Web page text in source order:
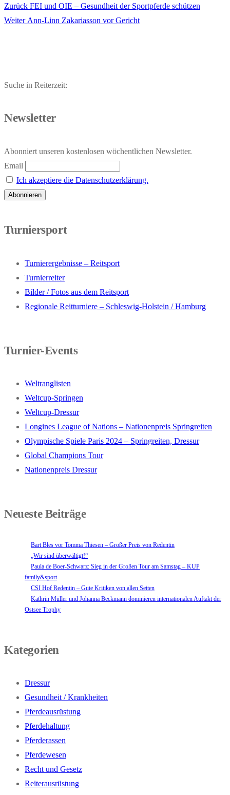
Beitragsnavigation
Zurück Vorheriger
Beitrag:
FEI und OIE – Gesundheit der Sportpferde schützen
Weiter Nächster
Ann-Linn Zakariasson vor Gericht
Suche in Reiterzeit:
Newsletter
Abonniert unseren kostenlosen wöchentlichen Newsletter.
Email
Ich akzeptiere die Datenschutzerklärung.
Turniersport
Turnierergebnisse – Reitsport
Turnierreiter
Bilder / Fotos aus dem Reitsport
Regionale Reitturniere – Schleswig-Holstein / Hamburg
Turnier-Events
Weltranglisten
Weltcup-Springen
Weltcup-Dressur
Longines League of Nations – Nationenpreis Springreiten
Olympische Spiele Paris 2024 – Springreiten, Dressur
Global Champions Tour
Nationenpreis Dressur
Neueste Beiträge
Bart Bles vor Tomma Thiesen – Großer Preis von Redentin
„Wir sind überwältigt!“
Paula de Boer-Schwarz: Sieg in der Großen Tour am Samstag – KUP
family&sport
CSI Hof Redentin – Gute Kritiken von allen Seiten
Kathrin Müller und Johanna Beckmann dominieren internationalen Auftakt der
Ostsee Trophy
Kategorien
Dressur
Gesundheit / Krankheiten
Pferdeausrüstung
Pferdehaltung
Pferderassen
Pferdewesen
Recht und Gesetz
Reiterausrüstung